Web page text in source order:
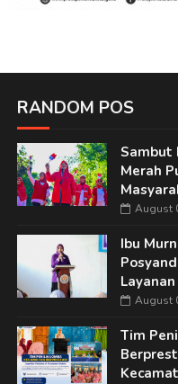
RANDOM POS
Sambut
Merah
August
Ibu
August
Tim